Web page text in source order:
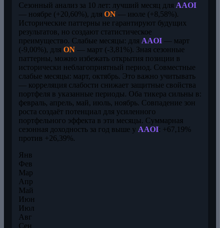
Сезонный анализ за 10 лет: лучший месяц для AAOI
— ноябре (+20,60%), для ON — июле (+8,58%).
Исторические паттерны не гарантируют будущих
результатов, но создают статистическое
преимущество. Слабые месяцы: для AAOI — март
(-9,00%), для ON — март (-3,81%). Зная сезонные
паттерны, можно избежать открытия позиции в
исторически неблагоприятный период. Совместные
слабые месяцы: март, октябрь. Это важно учитывать
— корреляция слабости снижает защитные свойства
портфеля в указанные периоды. Оба тикера сильны в:
февраль, апрель, май, июль, ноябрь. Совпадение зон
роста создаёт потенциал для усиленного
портфельного эффекта в эти месяцы. Суммарная
сезонная доходность за год выше у AAOI: +67,19%
против +26,39%.
Янв
Фев
Мар
Апр
Май
Июн
Июл
Авг
Сен